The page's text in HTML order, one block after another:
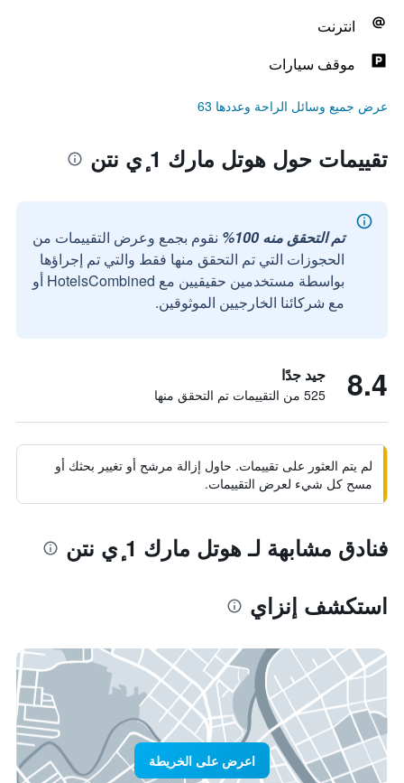
انترنت
موقف سيارات
عرض جميع وسائل الراحة وعددها 63
تقييمات حول هوتل مارك 1 ٕي نتن
تم التحقق منه 100%
نقوم بجمع وعرض التقييمات من
الحجوزات التي تم التحقق منها فقط والتي تم إجراؤها
بواسطة مستخدمين حقيقيين مع HotelsCombined أو
مع شركائنا الخارجيين الموثوقين.
8.4 جيد جدًا
525 من التقييمات تم التحقق منها
لم يتم العثور على تقييمات. حاول إزالة مرشح أو تغيير بحثك أو
مسح كل شيء لعرض التقييمات.
فنادق مشابهة لـ هوتل مارك 1 ٕي نتن
استكشف إنزاي
اعرض على الخريطة